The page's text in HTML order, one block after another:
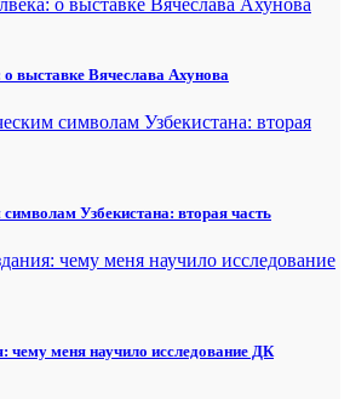
выставке Вячеслава Ахунова
Узбекистана: вторая часть
чему меня научило исследование ДК